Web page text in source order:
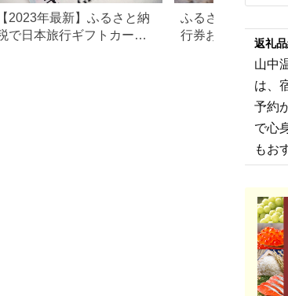
【2023年最新】ふるさと納
で日本旅行ギフトカード
ふるさと納税でも
行券おすすめラン
【2026年最新版】
旅行会社別で徹底
返礼
山中
は、
予約
で心
もお